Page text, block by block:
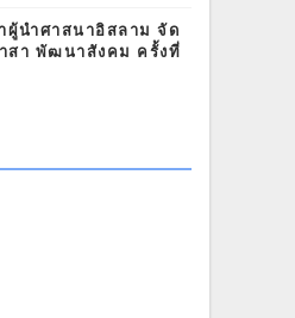
นำศาสนาอิสลาม จัด
สา พัฒนาสังคม ครั้งที่